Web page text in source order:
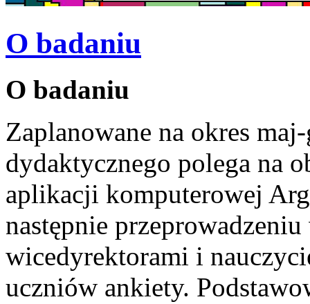
O badaniu
O badaniu
Zaplanowane na okres
dydaktycznego polega na
aplikacji komputerowej
następnie
wicedyrektorami i
uczniów ankiety.